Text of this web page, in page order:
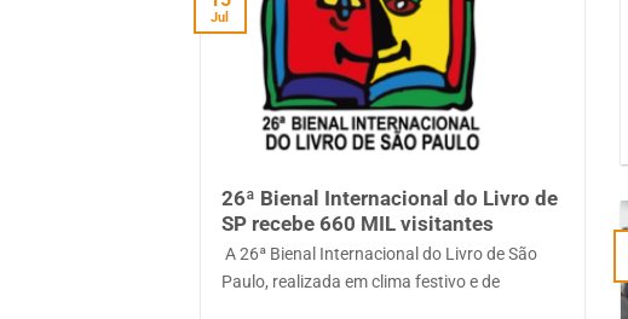
26ª Bienal Internacional do Livro de
SP recebe 660 MIL visitantes
A 26ª Bienal Internacional do Livro de São
Paulo, realizada em clima festivo e de
Jul